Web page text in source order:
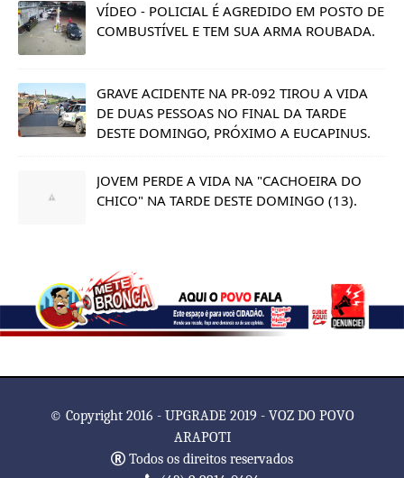
VÍDEO - POLICIAL É AGREDIDO EM POSTO DE
COMBUSTÍVEL E TEM SUA ARMA ROUBADA.
GRAVE ACIDENTE NA PR-092 TIROU A VIDA
DE DUAS PESSOAS NO FINAL DA TARDE
DESTE DOMINGO, PRÓXIMO A EUCAPINUS.
JOVEM PERDE A VIDA NA "CACHOEIRA DO
CHICO" NA TARDE DESTE DOMINGO (13).
© Copyright 2016 - UPGRADE 2019 - VOZ DO POVO
ARAPOTI
Todos os direitos reservados